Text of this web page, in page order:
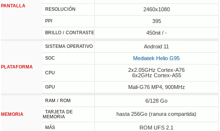
PANTALLA
RESOLUCIÓN 2460x1080
PPI 395
BRILLO / CONTRASTE 450nit / -
PLATAFORMA
SISTEMA OPERATIVO Android 11
SOC Mediatek Helio G95
CPU
2x2.05GHz Cortex-A76
6x2GHz Cortex-A55
GPU Mali-G76 MP4, 900MHz
MEMORIA
RAM / ROM 6/128 Go
TARJETA DE
MEMORIA
hasta 256Go (ranura compartida)
MÁS ROM UFS 2.1